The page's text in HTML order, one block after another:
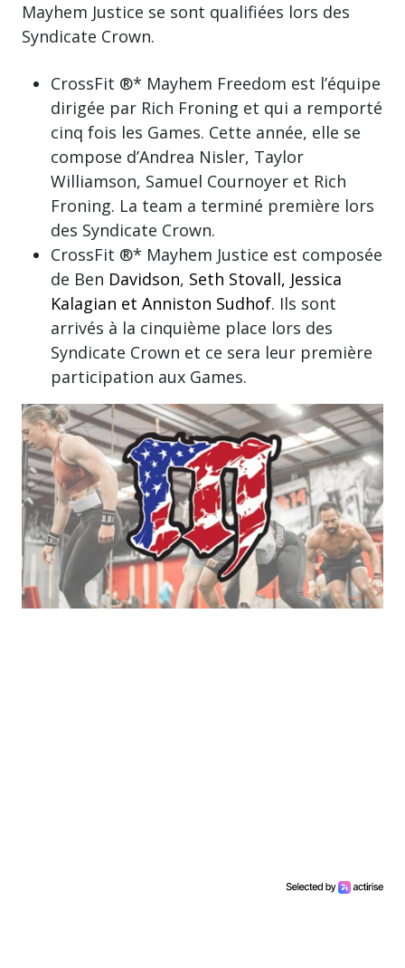
Mayhem Justice se sont qualifiées lors des
Syndicate Crown.
CrossFit ®* Mayhem Freedom est l’équipe
dirigée par Rich Froning et qui a remporté
cinq fois les Games. Cette année, elle se
compose d’Andrea Nisler, Taylor
Williamson, Samuel Cournoyer et Rich
Froning. La team a terminé première lors
des Syndicate Crown.
CrossFit ®* Mayhem Justice est composée
de Ben Davidson, Seth Stovall, Jessica
Kalagian et Anniston Sudhof. Ils sont
arrivés à la cinquième place lors des
Syndicate Crown et ce sera leur première
participation aux Games.